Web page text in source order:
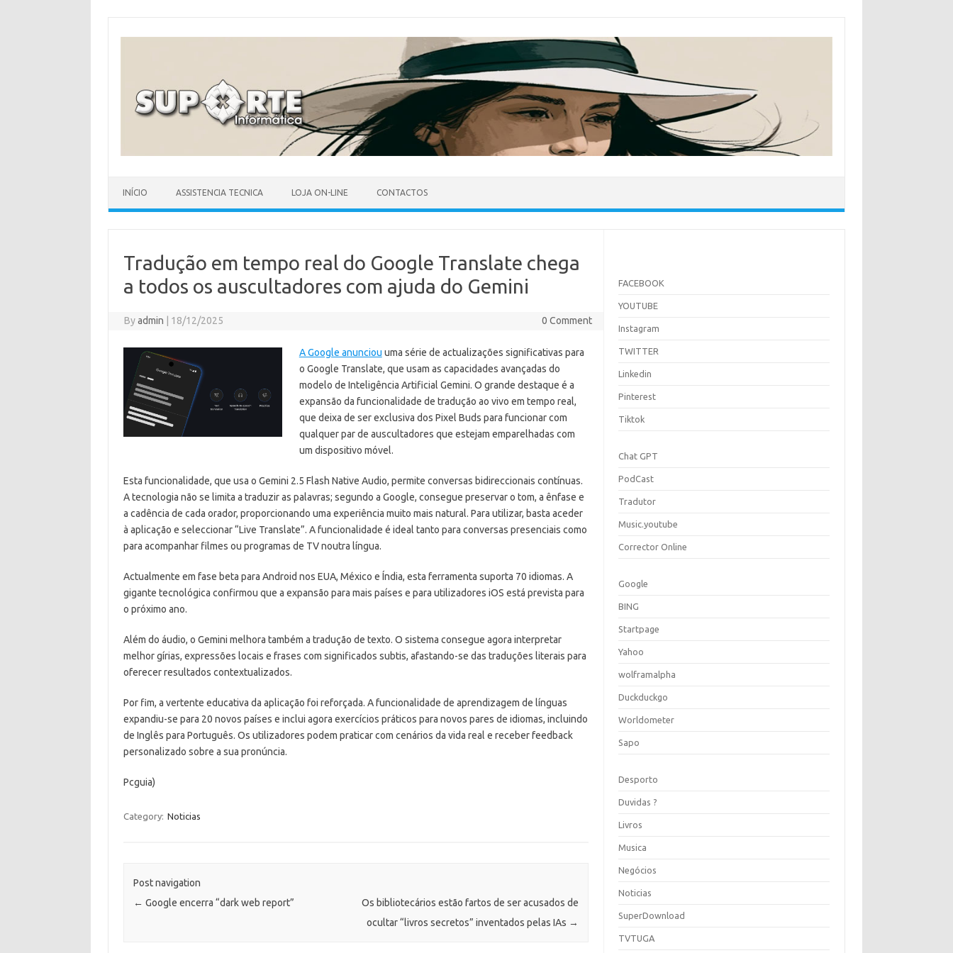
INÍCIO ASSISTENCIA TECNICA LOJA ON-LINE CONTACTOS
Tradução em tempo real do Google Translate chega
a todos os auscultadores com ajuda do Gemini
Byadmin 18/12/2025 0 Comment
A Google anunciou uma série de actualizações significativas para
o Google Translate, que usam as capacidades avançadas do
modelo de Inteligência Artificial Gemini. O grande destaque é a
expansão da funcionalidade de tradução ao vivo em tempo real,
que deixa de ser exclusiva dos Pixel Buds para funcionar com
qualquer par de auscultadores que estejam emparelhadas com
um dispositivo móvel.
Esta funcionalidade, que usa o Gemini 2.5 Flash Native Audio, permite conversas bidireccionais contínuas.
A tecnologia não se limita a traduzir as palavras; segundo a Google, consegue preservar o tom, a ênfase e
a cadência de cada orador, proporcionando uma experiência muito mais natural. Para utilizar, basta aceder
à aplicação e seleccionar “Live Translate”. A funcionalidade é ideal tanto para conversas presenciais como
para acompanhar filmes ou programas de TV noutra língua.
Actualmente em fase beta para Android nos EUA, México e Índia, esta ferramenta suporta 70 idiomas. A
gigante tecnológica confirmou que a expansão para mais países e para utilizadores iOS está prevista para
o próximo ano.
Além do áudio, o Gemini melhora também a tradução de texto. O sistema consegue agora interpretar
melhor gírias, expressões locais e frases com significados subtis, afastando-se das traduções literais para
oferecer resultados contextualizados.
Por fim, a vertente educativa da aplicação foi reforçada. A funcionalidade de aprendizagem de línguas
expandiu-se para 20 novos países e inclui agora exercícios práticos para novos pares de idiomas, incluindo
de Inglês para Português. Os utilizadores podem praticar com cenários da vida real e receber feedback
personalizado sobre a sua pronúncia.
Pcguia)
Category: Noticias
Post navigation
← Google encerra “dark web report”
Os bibliotecários estão fartos de ser acusados de
ocultar “livros secretos” inventados pelas IAs →
FACEBOOK
YOUTUBE
Instagram
TWITTER
Linkedin
Pinterest
Tiktok
Chat GPT
PodCast
Tradutor
Music.youtube
Corrector Online
Google
BING
Startpage
Yahoo
wolframalpha
Duckduckgo
Worldometer
Sapo
Desporto
Duvidas ?
Livros
Musica
Negócios
Noticias
SuperDownload
TVTUGA